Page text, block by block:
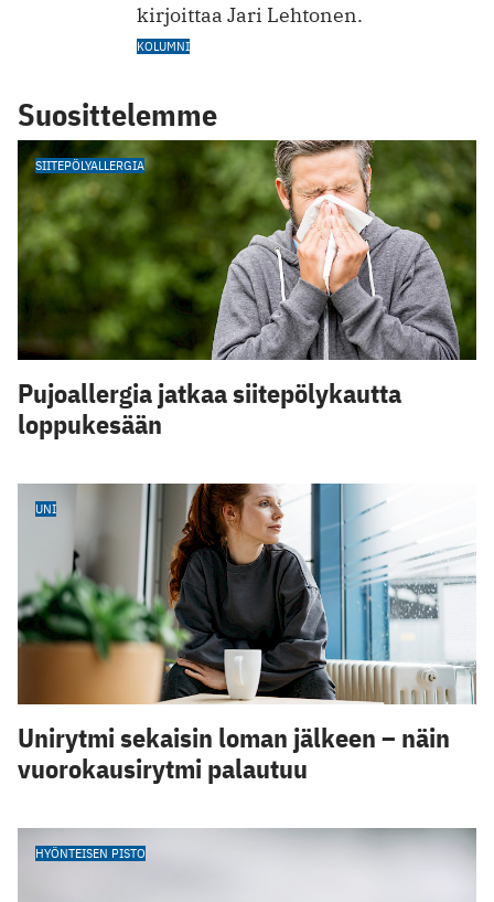
kirjoittaa Jari Lehtonen.
KOLUMNI
Suosittelemme
SIITEPÖLYALLERGIA
Pujoallergia jatkaa siitepölykautta
loppukesään
UNI
Unirytmi sekaisin loman jälkeen – näin
vuorokausirytmi palautuu
HYÖNTEISEN PISTO